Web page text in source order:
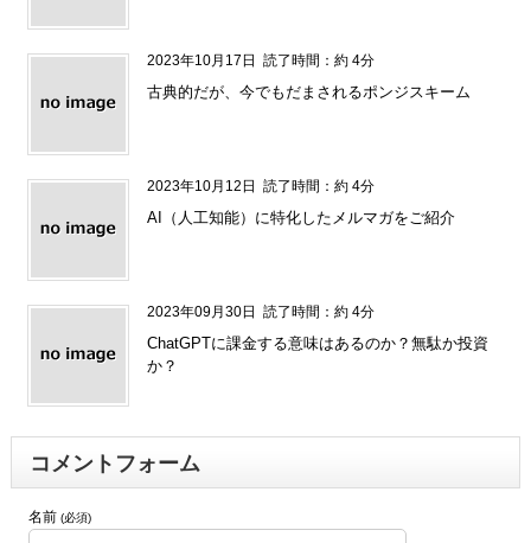
2023年10月17日 読了時間：約 4分
古典的だが、今でもだまされるポンジスキーム
2023年10月12日 読了時間：約 4分
AI（人工知能）に特化したメルマガをご紹介
2023年09月30日 読了時間：約 4分
ChatGPTに課金する意味はあるのか？無駄か投資
か？
コメントフォーム
名前 (必須)